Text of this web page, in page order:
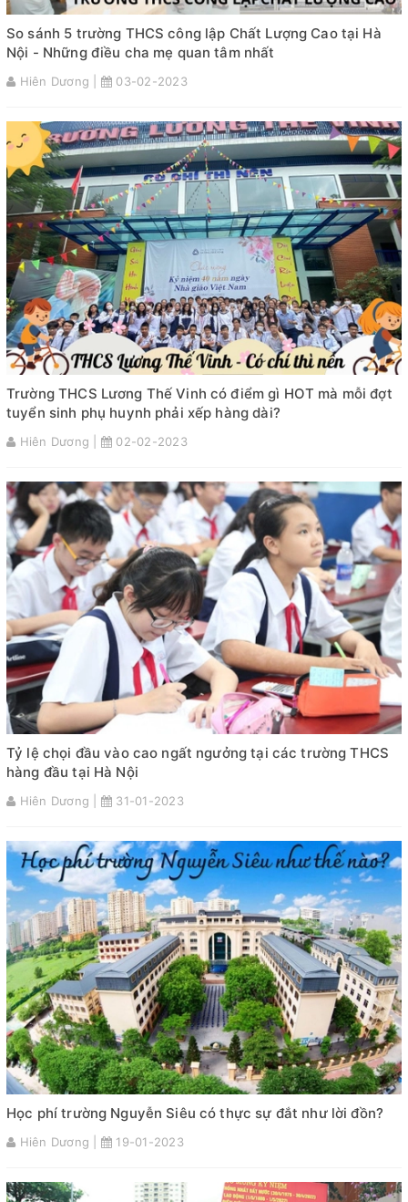
So sánh 5 trường THCS công lập Chất Lượng Cao tại Hà
Nội - Những điều cha mẹ quan tâm nhất
Hiên Dương | 03-02-2023
Trường THCS Lương Thế Vinh có điểm gì HOT mà mỗi đợt
tuyển sinh phụ huynh phải xếp hàng dài?
Hiên Dương | 02-02-2023
Tỷ lệ chọi đầu vào cao ngất ngưởng tại các trường THCS
hàng đầu tại Hà Nội
Hiên Dương | 31-01-2023
Học phí trường Nguyễn Siêu có thực sự đắt như lời đồn?
Hiên Dương | 19-01-2023